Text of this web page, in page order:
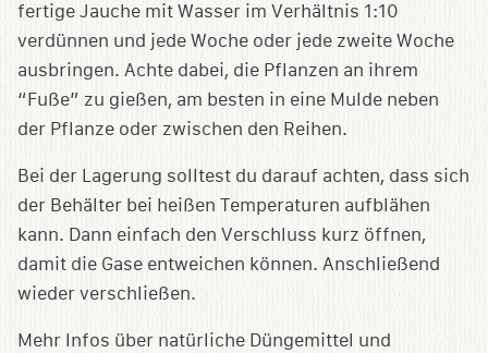
fertige Jauche mit Wasser im Verhältnis 1:10
verdünnen und jede Woche oder jede zweite Woche
ausbringen. Achte dabei, die Pflanzen an ihrem
“Fuße” zu gießen, am besten in eine Mulde neben
der Pflanze oder zwischen den Reihen.
Bei der Lagerung solltest du darauf achten, dass sich
der Behälter bei heißen Temperaturen aufblähen
kann. Dann einfach den Verschluss kurz öffnen,
damit die Gase entweichen können. Anschließend
wieder verschließen.
Mehr Infos über natürliche Düngemittel und